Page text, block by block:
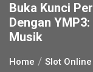
Buka Kunci
Dengan
Musik
Home Slot Online